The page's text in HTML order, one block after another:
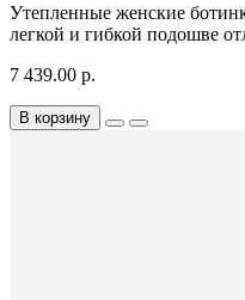
Утепленные женские
легкой и гибкой подошве
7 439.00 р.
В корзину